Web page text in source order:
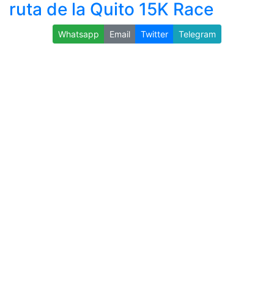
ruta de la Quito 15K Race
Whatsapp Email Twitter Telegram